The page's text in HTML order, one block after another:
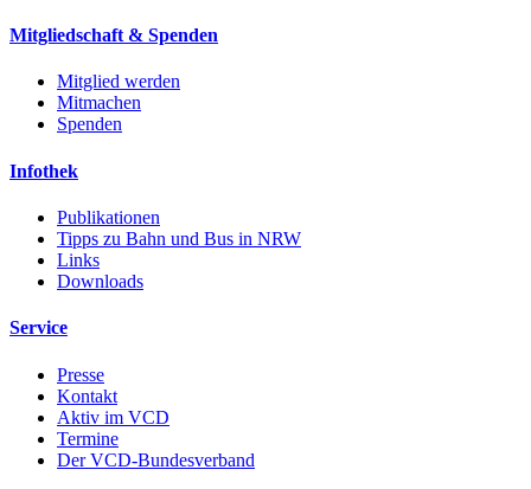
Mitgliedschaft & Spenden
Mitglied werden
Mitmachen
Spenden
Infothek
Publikationen
Tipps zu Bahn und Bus in NRW
Links
Downloads
Service
Presse
Kontakt
Aktiv im VCD
Termine
Der VCD-Bundesverband